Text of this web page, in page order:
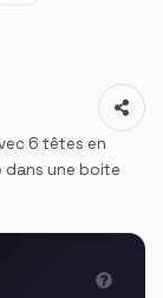
6 têtes en
dans une boite